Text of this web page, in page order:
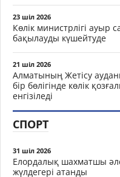
23 шіл 2026
Көлік министрлігі ауыр
бақылауды күшейтуде
21 шіл 2026
Алматының Жетісу
бір бөлігінде көлік
енгізіледі
СПОРТ
31 шіл 2026
Елордалық шахматшы
жүлдегері атанды